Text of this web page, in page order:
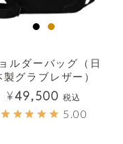
ルダーバッグ（日
製グラブレザー）
¥49,500 税込
5.00